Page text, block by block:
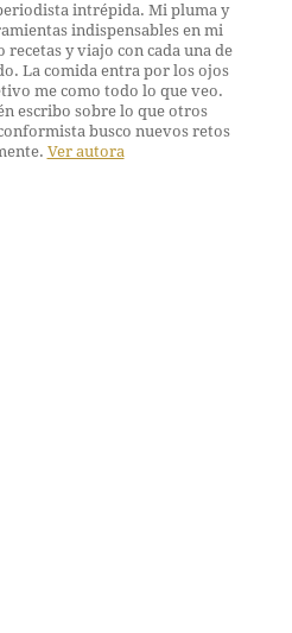
intrépida. Mi pluma y
indispensables en mi
recetas y viajo con cada una de
La comida entra por los ojos
me como todo lo que veo.
escribo sobre lo que otros
busco nuevos retos
Ver autora